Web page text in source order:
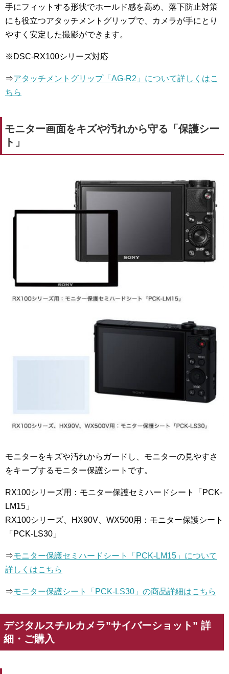
手にフィットする形状でホールド感を高め、落下防止対策
にも役立つアタッチメントグリップで、カメラが手にとり
やすく安定した撮影ができます。
※DSC-RX100シリーズ対応
⇒アタッチメントグリップ「AG-R2」について詳しくはこ
ちら
モニター画面をキズや汚れから守る「保護シー
ト」
モニターをキズや汚れからガードし、モニターの見やすさ
をキープするモニター保護シートです。
RX100シリーズ用：モニター保護セミハードシート「PCK-
LM15」
RX100シリーズ、HX90V、WX500用：モニター保護シート
「PCK-LS30」
⇒モニター保護セミハードシート「PCK-LM15」について
詳しくはこちら
⇒モニター保護シート「PCK-LS30」の商品詳細はこちら
デジタルスチルカメラ”サイバーショット” 詳
細・ご購入